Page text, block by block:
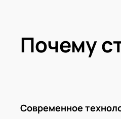
Почему
Современное